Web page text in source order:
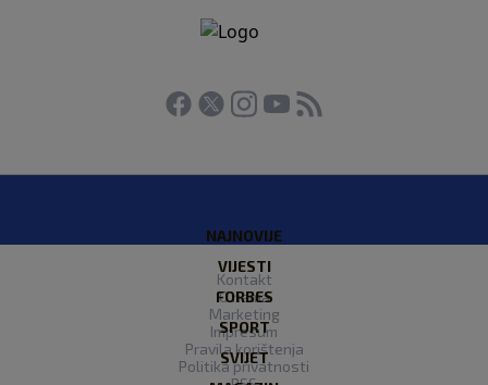
NAJNOVIJE
VIJESTI
FORBES
SPORT
SVIJET
Kontakt
O nama
Marketing
Impresum
Pravila korištenja
Politika privatnosti